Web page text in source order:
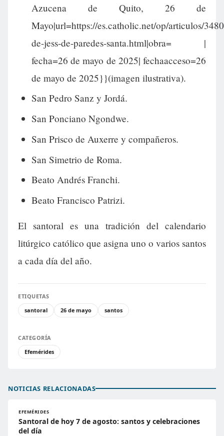
Azucena de Quito, 26 de
Mayo|url=https://es.catholic.net/op/articulos/
de-jess-de-paredes-santa.html|obra= |
fecha=26 de mayo de 2025| fechaacceso=26
de mayo de 2025}}(imagen ilustrativa).
San Pedro Sanz y Jordá.
San Ponciano Ngondwe.
San Prisco de Auxerre y compañeros.
San Simetrio de Roma.
Beato Andrés Franchi.
Beato Francisco Patrizi.
El santoral es una tradición del calendario
litúrgico católico que asigna uno o varios santos
a cada día del año.
ETIQUETAS
santoral
26 de mayo santos
CATEGORÍA
Efemérides
NOTICIAS RELACIONADAS
EFEMÉRIDES
Santoral de hoy 7 de agosto: santos y celebraciones
del día